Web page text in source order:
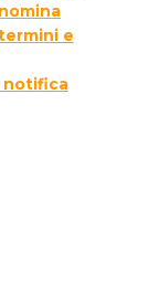
e
notifica